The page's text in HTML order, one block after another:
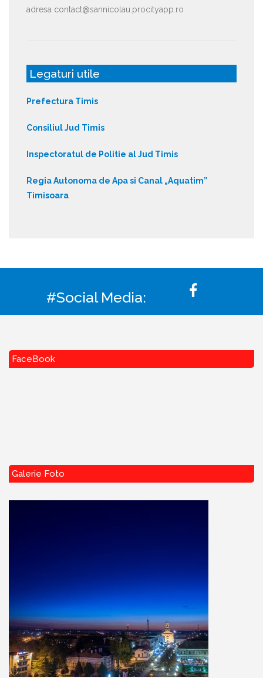
adresa contact@sannicolau.procityapp.ro
Legaturi utile
Prefectura Timis
Consiliul Jud Timis
Inspectoratul de Politie al Jud Timis
Regia Autonoma de Apa si Canal „Aquatim”
Timisoara
#Social Media:
FaceBook
Galerie Foto